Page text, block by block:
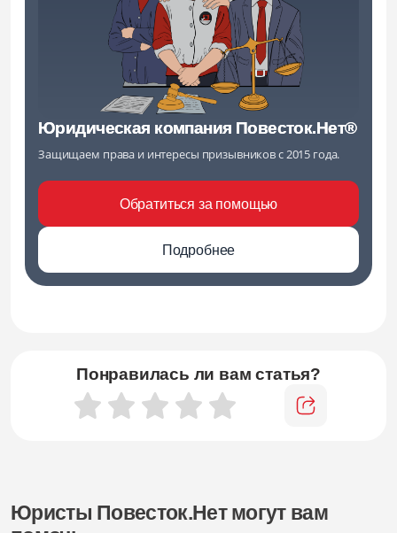
Юридическая компания Повесток.Нет®
Защищаем права и интересы призывников с 2015 года.
Подробнее
Обратиться за помощью
Понравилась ли вам статья?
Юристы Повесток.Нет могут вам